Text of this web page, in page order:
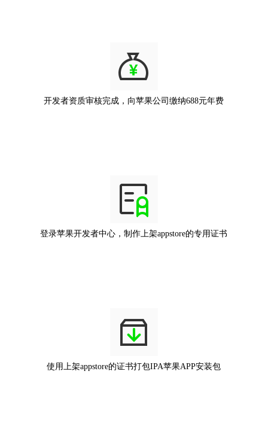
开发者资质审核完成，向苹果公司缴纳688元年费
登录苹果开发者中心，制作上架appstore的专用证书
使用上架appstore的证书打包IPA苹果APP安装包